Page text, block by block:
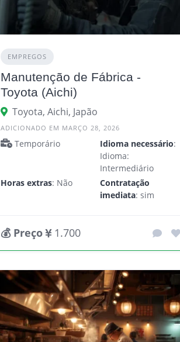
EMPREGOS
Manutenção de Fábrica -
Toyota (Aichi)
Toyota, Aichi, Japão
ADICIONADO EM MARÇO 28, 2026
Temporário Idioma necessário:
Idioma:
Intermediário
Horas extras: Não
Contratação
imediata: sim
💰 Preço 1.700